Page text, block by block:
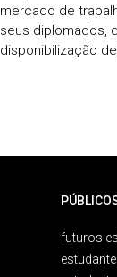
mercado de
seus diplomados,
disponibilização de
futuros